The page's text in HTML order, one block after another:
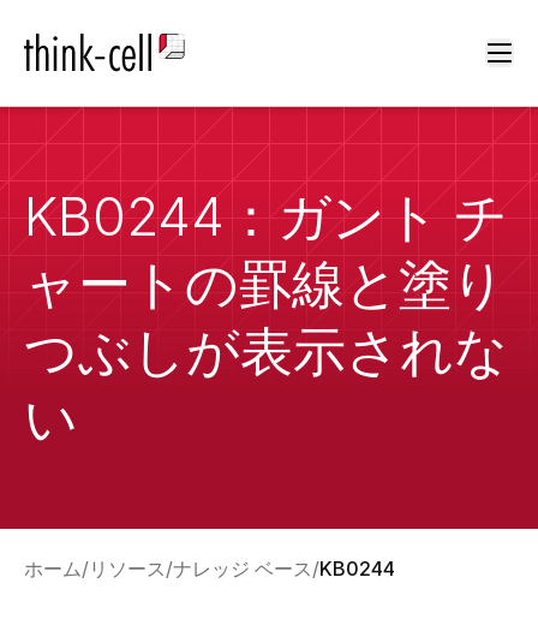
KB0244：ガント チ
ャートの罫線と塗り
つぶしが表示されな
い
ホーム リソース ナレッジ ベース KB0244